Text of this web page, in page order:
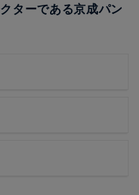
ターである京成パン